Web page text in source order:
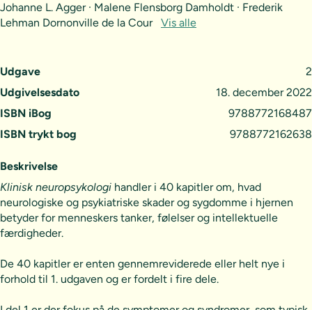
Udgave
2
Udgivelsesdato
18. december 2022
ISBN iBog
9788772168487
ISBN trykt bog
9788772162638
Johanne L. Agger · Malene Flensborg Damholdt · Frederik
Lehman Dornonville de la Cour Vis alle
Beskrivelse
Klinisk neuropsykologi handler i 40 kapitler om, hvad
neurologiske og psykiatriske skader og sygdomme i hjernen
betyder for menneskers tanker, følelser og intellektuelle
færdigheder.
De 40 kapitler er enten gennemreviderede eller helt nye i
forhold til 1. udgaven og er fordelt i fire dele.